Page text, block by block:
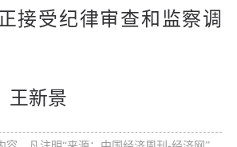
接受纪律审查和监察调
王新景